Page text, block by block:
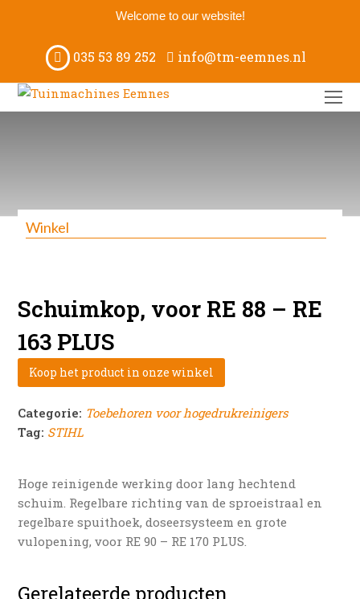
Welcome to our website!
035 53 89 252 info@tm-eemnes.nl
Winkel
Schuimkop, voor RE 88 – RE
163 PLUS
Koop het product in onze winkel
Categorie: Toebehoren voor hogedrukreinigers
Tag: STIHL
Hoge reinigende werking door lang hechtend
schuim. Regelbare richting van de sproeistraal en
regelbare spuithoek, doseersysteem en grote
vulopening, voor RE 90 – RE 170 PLUS.
Gerelateerde producten